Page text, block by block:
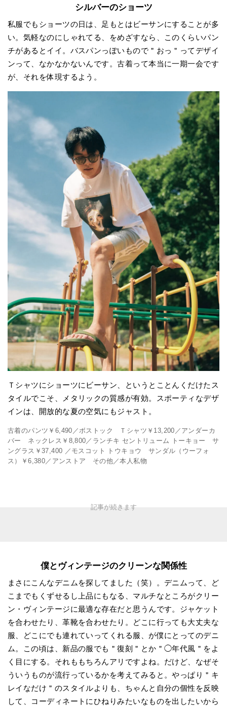
シルバーのショーツ
私服でもショーツの日は、足もとはビーサンにすることが多
い。気軽なのにしゃれてる、をめざすなら、このくらいパン
チがあるとイイ。バスパンっぽいもので＂おっ＂ってデザイ
ンって、なかなかないんです。古着って本当に一期一会です
が、それを体現するよう。
Ｔシャツにショーツにビーサン、というとことんくだけたス
タイルでこそ、メタリックの質感が有効。スポーティなデザ
インは、開放的な夏の空気にもジャスト。
古着のパンツ￥6,490／ボストック Ｔシャツ￥13,200／アンダーカ
バー ネックレス￥8,800／ランチキ セントリューム トーキョー サ
ングラス￥37,400 ／モスコット トウキョウ サンダル（ウーフォ
ス）￥6,380／アンストア その他／本人私物
僕とヴィンテージのクリーンな関係性
まさにこんなデニムを探してました（笑）。デニムって、ど
こまでもくずせるし上品にもなる、マルチなところがクリー
ン・ヴィンテージに最適な存在だと思うんです。ジャケット
を合わせたり、革靴を合わせたり。どこに行っても大丈夫な
服、どこにでも連れていってくれる服、が僕にとってのデニ
ム。この頃は、新品の服でも＂復刻＂とか＂◯年代風＂をよ
く目にする。それももちろんアリですよね。だけど、なぜそ
ういうものが流行っているかを考えてみると。やっぱり＂キ
レイなだけ＂のスタイルよりも、ちゃんと自分の個性を反映
して、コーディネートにひねりみたいなものを出したいから